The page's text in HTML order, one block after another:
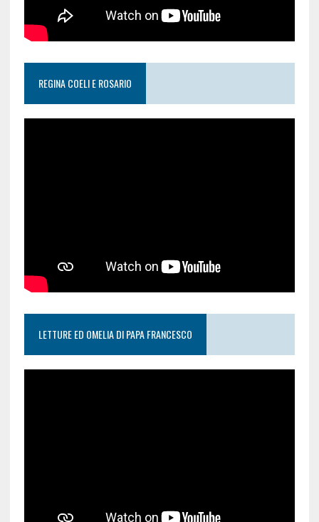
REGINA COELI E ROSARIO
LETTURE ED OMELIA DI PAPA FRANCESCO